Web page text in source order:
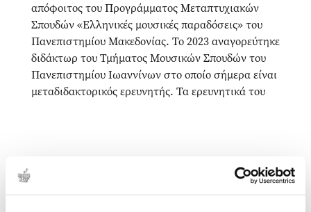
απόφοιτος του Προγράμματος Μεταπτυχιακών
Σπουδών «Ελληνικές μουσικές παραδόσεις» του
Πανεπιστημίου Μακεδονίας. Το 2023 αναγορεύτηκε
διδάκτωρ του Τμήματος Μουσικών Σπουδών του
Πανεπιστημίου Ιωαννίνων στο οποίο σήμερα είναι
μεταδιδακτορικός ερευνητής. Τα ερευνητικά του
δραστηριοποιείται στο χώρο του ηλεκτρικού ήχου
με το συγκρότημα Nellcotes.
1-1 από 1 προϊόντα